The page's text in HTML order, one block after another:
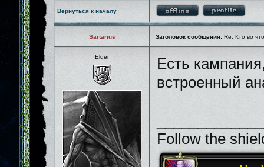
Вернуться к началу
Sartarius Заголовок сообщения: Re: Кто во
Elder
Есть
встроенный
Follow the